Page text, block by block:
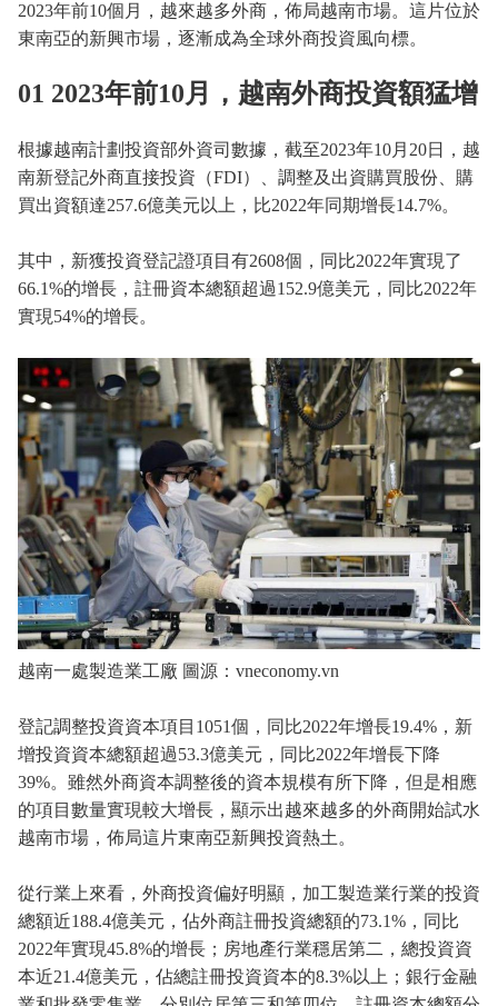
2023年前10個月，越來越多外商，佈局越南市場。這片位於
東南亞的新興市場，逐漸成為全球外商投資風向標。
01 2023年前10月，越南外商投資額猛增
根據越南計劃投資部外資司數據，截至2023年10月20日，越
南新登記外商直接投資（FDI）、調整及出資購買股份、購
買出資額達257.6億美元以上，比2022年同期增長14.7%。
其中，新獲投資登記證項目有2608個，同比2022年實現了
66.1%的增長，註冊資本總額超過152.9億美元，同比2022年
實現54%的增長。
越南一處製造業工廠 圖源：vneconomy.vn
登記調整投資資本項目1051個，同比2022年增長19.4%，新
增投資資本總額超過53.3億美元，同比2022年增長下降
39%。雖然外商資本調整後的資本規模有所下降，但是相應
的項目數量實現較大增長，顯示出越來越多的外商開始試水
越南市場，佈局這片東南亞新興投資熱土。
從行業上來看，外商投資偏好明顯，加工製造業行業的投資
總額近188.4億美元，佔外商註冊投資總額的73.1%，同比
2022年實現45.8%的增長；房地產行業穩居第二，總投資資
本近21.4億美元，佔總註冊投資資本的8.3%以上；銀行金融